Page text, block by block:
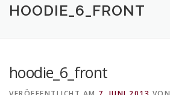
START ÜBER UNS SERVICES
HOODIE_6_FRONT
hoodie_6_front